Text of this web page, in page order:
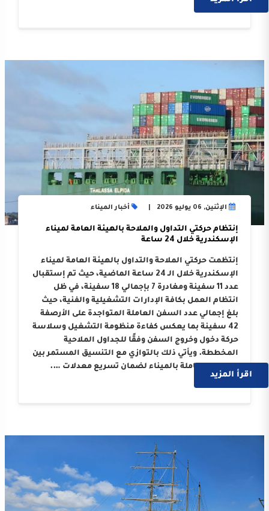
الإثنين, 06 يوليو 2026 أخبار الميناء
إنتظام حركتي التداول والملاحة بالهيئة العامة لميناء
الإسكندرية خلال 24 ساعة
إنتظمت حركتي الملاحة والتداول بالهيئة العامة لميناء
الإسكندرية خلال الـ 24 ساعة الماضية، حيث تم إستقبال
عدد 11 سفينة ومغادرة 7 بإجمالي 18 سفينة، في ظل
انتظام العمل بكافة الإدارات التشغيلية والفنية، حيث
بلغ إجمالي عدد السفن العاملة المتواجدة على الأرصفة
42 سفينة بما يعكس كفاءة منظومة التشغيل وسلاسة
حركة دخول وخروج السفن وفقًا للجداول الملاحية
المخططة. ويأتي ذلك بالتوازي مع التنسيق المستمر بين
الجهات العاملة بالميناء لضمان تسريع معدلات ….
اقرأ المزيد